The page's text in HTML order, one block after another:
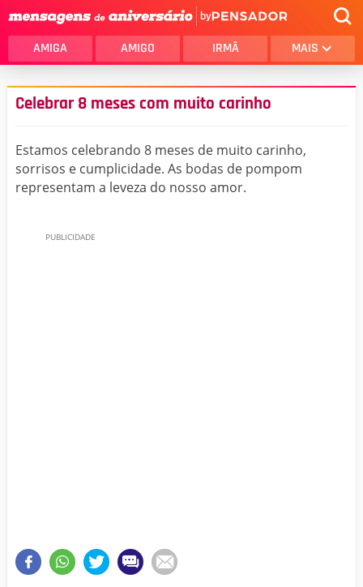
by
AMIGA AMIGO IRMÃ MAIS
Celebrar 8 meses com muito carinho
Estamos celebrando 8 meses de muito carinho,
sorrisos e cumplicidade. As bodas de pompom
representam a leveza do nosso amor.